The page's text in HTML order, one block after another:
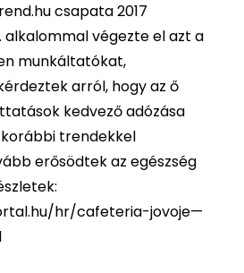
csapata 2017
végezte el azt a
munkáltatókat,
arról, hogy az ő
kedvező adózása
trendekkel
erősödtek az egészség
hr/cafeteria-jovoje—